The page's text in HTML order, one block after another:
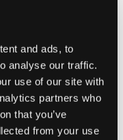
and ads, to
analyse our traffic.
use of our site with
partners who
that you’ve
from your use